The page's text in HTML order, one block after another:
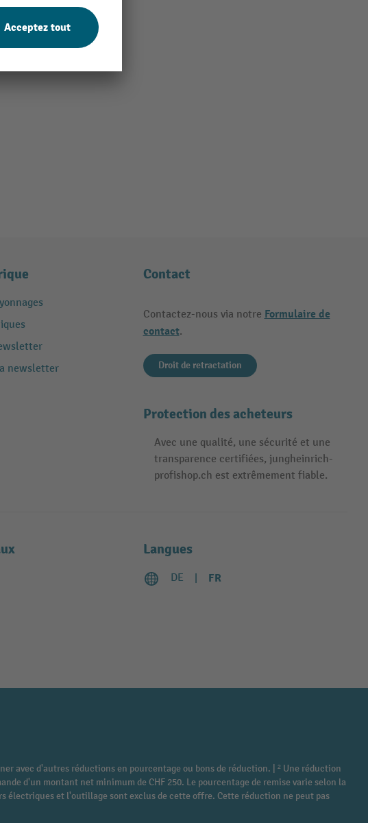
newsletter
Contact
Contactez-nous via notre Formulaire de
contact.
Droit de retractation
Protection des acheteurs
Avec une qualité, une sécurité et une
transparence certifiées, jungheinrich-
profishop.ch est extrêmement fiable.
Langues
DE FR
avec d'autres réductions en pourcentage ou bons de réduction. | ² Une réduction
d'un montant net minimum de CHF 250. Le pourcentage de remise varie selon la
électriques et l'outillage sont exclus de cette offre. Cette réduction ne peut pas